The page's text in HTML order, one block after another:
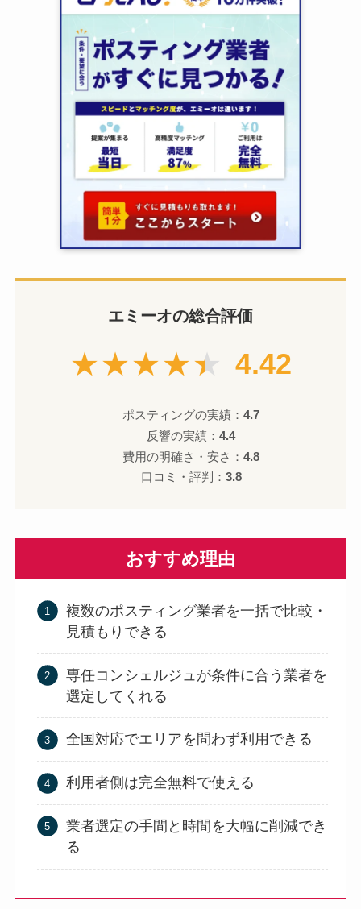
エミーオの総合評価
★★★★★ 4.42
ポスティングの実績：4.7
反響の実績：4.4
費用の明確さ・安さ：4.8
口コミ・評判： 3.8
おすすめ理由
複数のポスティング業者を一括で比較・
見積もりできる
専任コンシェルジュが条件に合う業者を
選定してくれる
全国対応でエリアを問わず利用できる
利用者側は完全無料で使える
業者選定の手間と時間を大幅に削減でき
る